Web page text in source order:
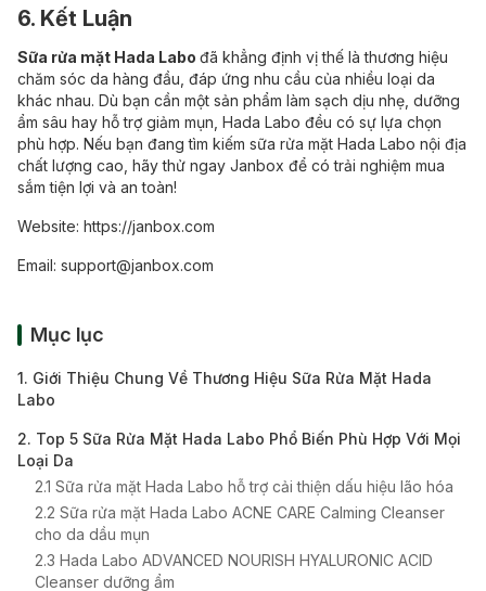
6. Kết Luận
Sữa rửa mặt Hada Labo đã khẳng định vị thế là thương hiệu
chăm sóc da hàng đầu, đáp ứng nhu cầu của nhiều loại da
khác nhau. Dù bạn cần một sản phẩm làm sạch dịu nhẹ, dưỡng
ẩm sâu hay hỗ trợ giảm mụn, Hada Labo đều có sự lựa chọn
phù hợp. Nếu bạn đang tìm kiếm sữa rửa mặt Hada Labo nội địa
chất lượng cao, hãy thử ngay Janbox để có trải nghiệm mua
sắm tiện lợi và an toàn!
Website: https://janbox.com
Email: support@janbox.com
Mục lục
1. Giới Thiệu Chung Về Thương Hiệu Sữa Rửa Mặt Hada
Labo
2. Top 5 Sữa Rửa Mặt Hada Labo Phổ Biến Phù Hợp Với Mọi
Loại Da
2.1 Sữa rửa mặt Hada Labo hỗ trợ cải thiện dấu hiệu lão hóa
2.2 Sữa rửa mặt Hada Labo ACNE CARE Calming Cleanser
cho da dầu mụn
2.3 Hada Labo ADVANCED NOURISH HYALURONIC ACID
Cleanser dưỡng ẩm